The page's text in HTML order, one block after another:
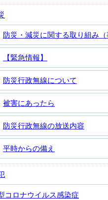
防災・減災に関する取り組み（
【緊急情報】
防災行政無線について
被害にあったら
防災行政無線の放送内容
平時からの備え
コロナウイルス感染症